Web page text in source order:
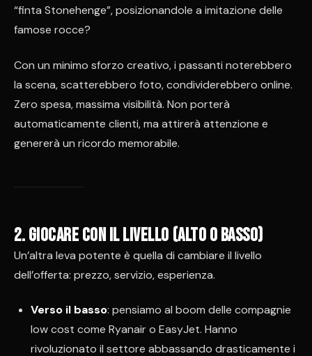
“finta Stonehenge”, posizionandole a imitazione delle
famose rocce?
Con un minimo sforzo creativo, i passanti noterebbero
la scena, scatterebbero foto, condividerebbero online.
Zero spesa, massima visibilità. Non porterà
automaticamente clienti, ma attirerà attenzione e
genererà un ricordo memorabile.
2. Giocare con il livello (alto o basso)
Un’altra leva potente è quella di cambiare il livello
dell’offerta: prezzo, servizio, esperienza.
Verso il basso: pensiamo al boom delle compagnie
low cost come Ryanair o EasyJet. Hanno
rivoluzionato il settore abbassando drasticamente i